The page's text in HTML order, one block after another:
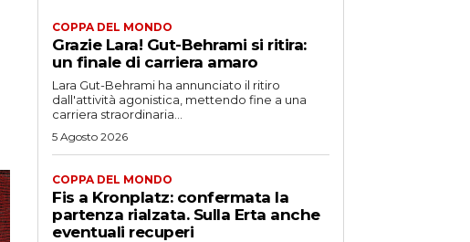
COPPA DEL MONDO
Grazie Lara! Gut-Behrami si ritira:
un finale di carriera amaro
Lara Gut-Behrami ha annunciato il ritiro
dall'attività agonistica, mettendo fine a una
carriera straordinaria...
5 Agosto 2026
COPPA DEL MONDO
Fis a Kronplatz: confermata la
partenza rialzata. Sulla Erta anche
eventuali recuperi